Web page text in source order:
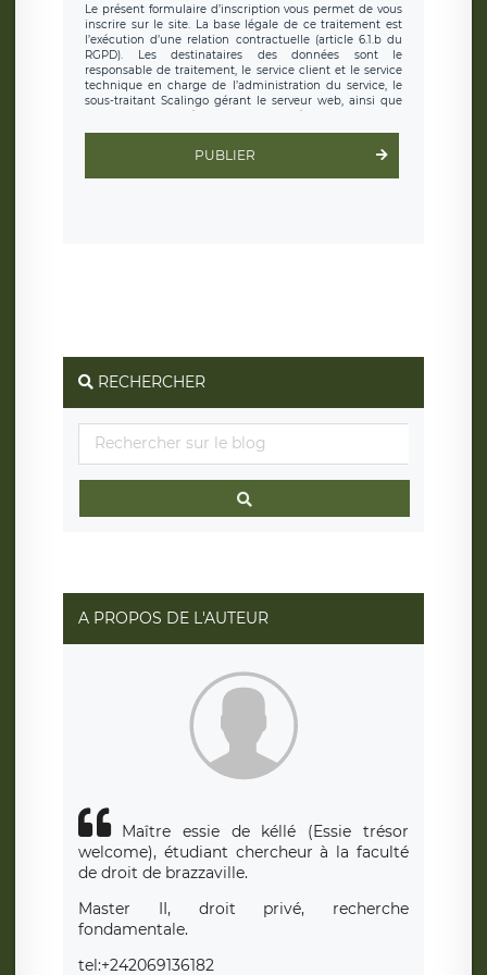
Le présent formulaire d’inscription vous permet de vous
inscrire sur le site. La base légale de ce traitement est
l’exécution d’une relation contractuelle (article 6.1.b du
RGPD). Les destinataires des données sont le
responsable de traitement, le service client et le service
technique en charge de l’administration du service, le
sous-traitant Scalingo gérant le serveur web, ainsi que
toute personne légalement autorisée. Le formulaire
d’inscription est hébergé sur un serveur hébergé par
clauses de
protection conformes au RGPD
. Les données collectées
sont conservées jusqu’à ce que l’Internaute en sollicite la
rue Léopold Sédar Senghor, joignable à l’adresse mail :
responsabledetraitement@legavox.fr. Vous avez
également le droit d’introduire une réclamation auprès
d’une autorité de contrôle.
PUBLIER
RECHERCHER
A PROPOS DE L'AUTEUR
Maître essie de kéllé (Essie trésor
welcome), étudiant chercheur à la faculté
de droit de brazzaville.
Master II, droit privé, recherche
fondamentale.
tel:+242069136182